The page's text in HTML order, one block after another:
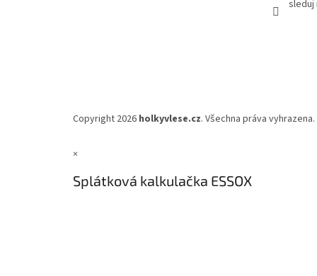
sleduj
Copyright 2026 holkyvlese.cz. Všechna práva vyhrazena.
×
Splátková kalkulačka ESSOX